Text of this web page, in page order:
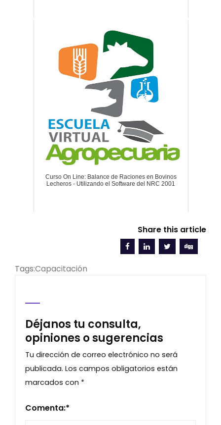
Curso On Line: Balance de Raciones en Bovinos
Lecheros - Utilizando el Software del NRC 2001
Share this article
Tags:Capacitación
Déjanos tu consulta,
opiniones o sugerencias
Tu dirección de correo electrónico no será
publicada. Los campos obligatorios están
marcados con *
Comenta:*